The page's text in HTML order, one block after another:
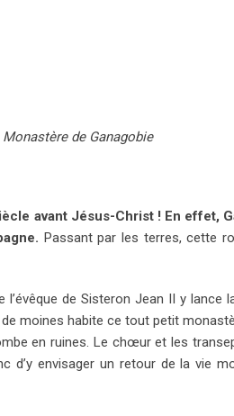
de Ganagobie
avant Jésus-Christ ! En effet,
Passant par les terres, cette
de Sisteron Jean II y lance
moines habite ce tout petit
en ruines. Le chœur et les
d’y envisager un retour de la vie